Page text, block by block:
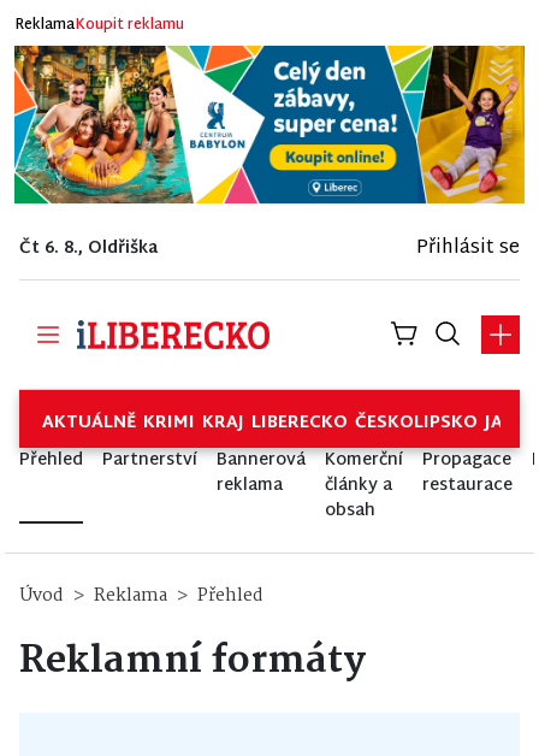
ReklamaKoupit reklamu
Čt 6. 8., Oldřiška Přihlásit se
AKTUÁLNĚ KRIMI KRAJ LIBERECKO ČESKOLIPSKO
Přehled
Partnerství
Bannerová
reklama
Komerční
články a
obsah
Propagace
restaurace
Úvod Reklama Přehled
Reklamní formáty